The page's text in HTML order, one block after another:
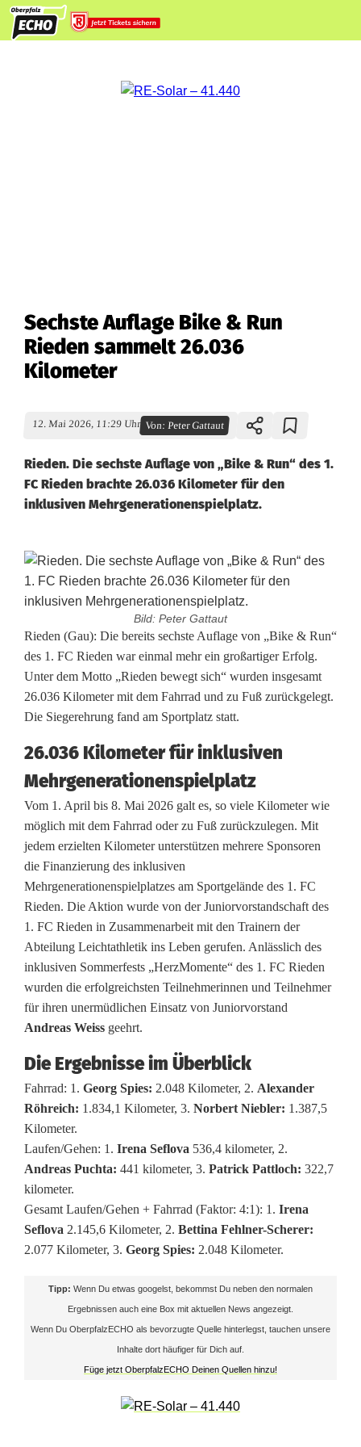
Sechste Auflage Bike & Run
Rieden sammelt 26.036
Kilometer
12. Mai 2026, 11:29 Uhr Von:Peter Gattaut
Rieden. Die sechste Auflage von „Bike & Run“ des 1.
FC Rieden brachte 26.036 Kilometer für den
inklusiven Mehrgenerationenspielplatz.
Bild: Peter Gattaut
S
e
c
s
t
e
A
u
f
l
a
g
e
B
i
k
e
&
R
Rieden (Gau): Die bereits sechste Auflage von „Bike & Run“
des 1. FC Rieden war einmal mehr ein großartiger Erfolg.
Unter dem Motto „Rieden bewegt sich“ wurden insgesamt
26.036 Kilometer mit dem Fahrrad und zu Fuß zurückgelegt.
Die Siegerehrung fand am Sportplatz statt.
26.036 Kilometer für inklusiven
Mehrgenerationenspielplatz
Vom 1. April bis 8. Mai 2026 galt es, so viele Kilometer wie
möglich mit dem Fahrrad oder zu Fuß zurückzulegen. Mit
jedem erzielten Kilometer unterstützen mehrere Sponsoren
die Finanzierung des inklusiven
Mehrgenerationenspielplatzes am Sportgelände des 1. FC
Rieden. Die Aktion wurde von der Juniorvorstandschaft des
1. FC Rieden in Zusammenarbeit mit den Trainern der
Abteilung Leichtathletik ins Leben gerufen. Anlässlich des
inklusiven Sommerfests „HerzMomente“ des 1. FC Rieden
wurden die erfolgreichsten Teilnehmerinnen und Teilnehmer
für ihren unermüdlichen Einsatz von Juniorvorstand
Andreas Weiss geehrt.
Die Ergebnisse im Überblick
Fahrrad: 1. Georg Spies: 2.048 Kilometer, 2. Alexander
Röhreich: 1.834,1 Kilometer, 3. Norbert Niebler: 1.387,5
Kilometer.
Laufen/Gehen: 1. Irena Seflova 536,4 kilometer, 2.
Andreas Puchta: 441 kilometer, 3. Patrick Pattloch: 322,7
kilometer.
Gesamt Laufen/Gehen + Fahrrad (Faktor: 4:1): 1. Irena
Seflova 2.145,6 Kilometer, 2. Bettina Fehlner-Scherer:
2.077 Kilometer, 3. Georg Spies: 2.048 Kilometer.
Tipp: Wenn Du etwas googelst, bekommst Du neben den normalen
Ergebnissen auch eine Box mit aktuellen News angezeigt.
Wenn Du OberpfalzECHO als bevorzugte Quelle hinterlegst, tauchen unsere
Inhalte dort häufiger für Dich auf.
Füge jetzt OberpfalzECHO Deinen Quellen hinzu!